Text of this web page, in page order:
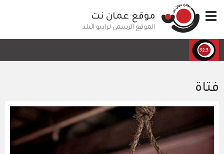
إلى
المحتوى
الرئيسي
Toggle
navigation
موقع عمان نت
الموقع الرسمي لراديو البلد
فتاة